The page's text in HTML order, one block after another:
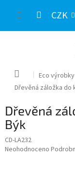
CZK
Domů Eco výrobky
Dřevěná záložka do
Dřevěná
Býk
CD-LA232
Průměrné
Neohodnoceno